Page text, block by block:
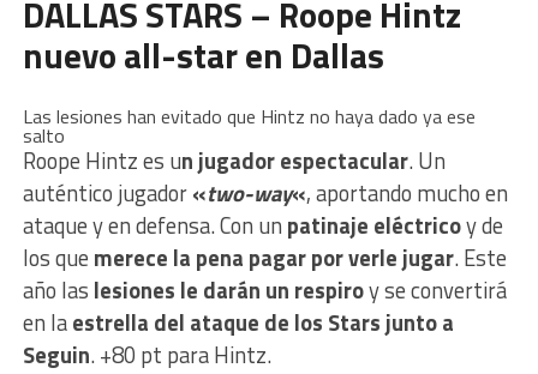
DALLAS STARS – Roope Hintz
nuevo all-star en Dallas
Las lesiones han evitado que Hintz no haya dado ya ese
salto
Roope Hintz es un jugador espectacular. Un
auténtico jugador«two-way«, aportando mucho en
ataque y en defensa. Con un patinaje eléctricoy de
los que merece la pena pagar por verle jugar. Este
año las lesiones le darán un respiroy se convertirá
en laestrella del ataque de los Stars junto a
Seguin. +80 pt para Hintz.